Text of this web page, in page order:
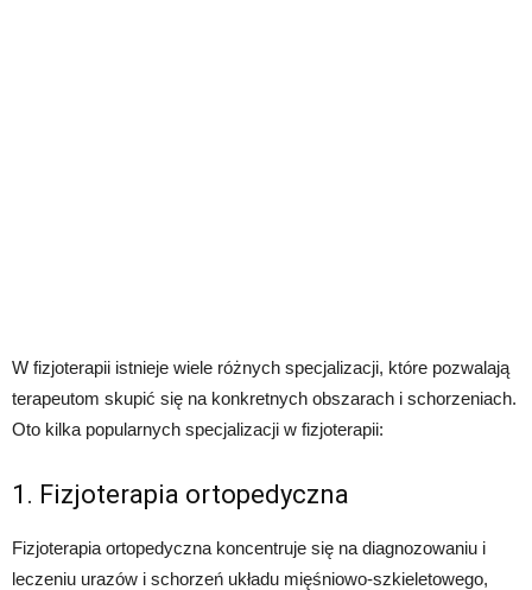
W fizjoterapii istnieje wiele różnych specjalizacji, które pozwalają
terapeutom skupić się na konkretnych obszarach i schorzeniach.
Oto kilka popularnych specjalizacji w fizjoterapii:
1. Fizjoterapia ortopedyczna
Fizjoterapia ortopedyczna koncentruje się na diagnozowaniu i
leczeniu urazów i schorzeń układu mięśniowo-szkieletowego,